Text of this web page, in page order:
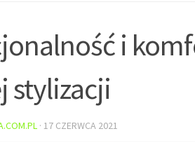
i
stylizacji
· 17 CZERWCA 2021